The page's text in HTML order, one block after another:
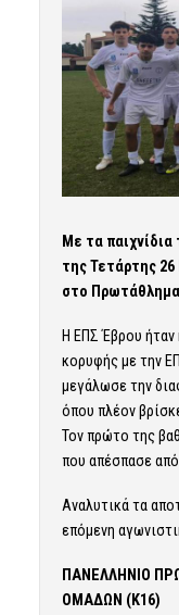
Με τα
της Τετάρτης
στο
Η ΕΠΣ Έβρου ήταν
κορυφής με την
μεγάλωσε την
όπου πλέον
Τον πρώτο της
που απέσπασε
Αναλυτικά τα
επόμενη
ΠΑΝΕΛΛΗΝΙΟ
ΟΜΑΔΩΝ (Κ16)